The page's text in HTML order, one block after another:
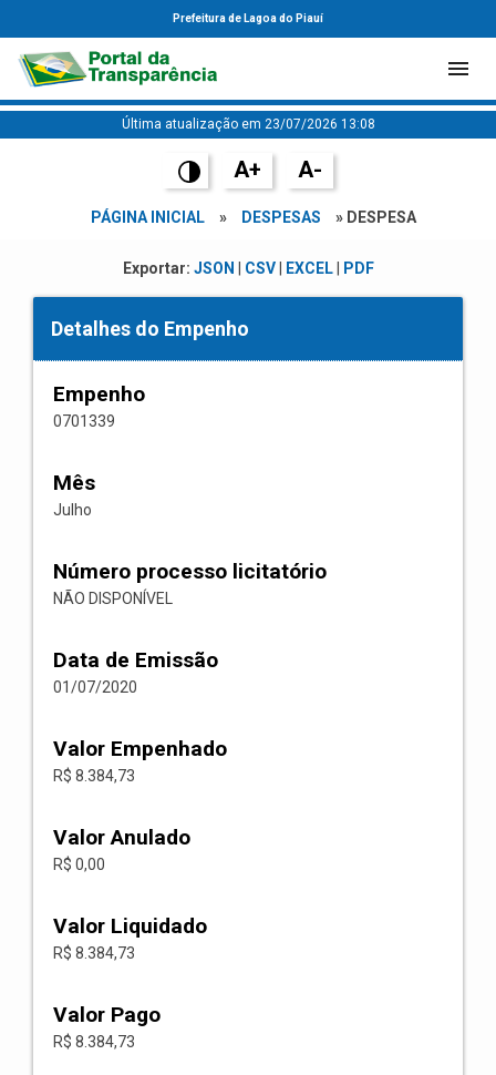
Prefeitura de Lagoa do Piauí
Última atualização em 23/07/2026 13:08
A+ A-
PÁGINA INICIAL » DESPESAS » DESPESA
Exportar: JSON CSV| EXCEL| PDF
Detalhes do Empenho
Empenho
0701339
Mês
Julho
Número processo licitatório
NÃO DISPONÍVEL
Data de Emissão
01/07/2020
Valor Empenhado
R$ 8.384,73
Valor Anulado
R$ 0,00
Valor Liquidado
R$ 8.384,73
Valor Pago
R$ 8.384,73